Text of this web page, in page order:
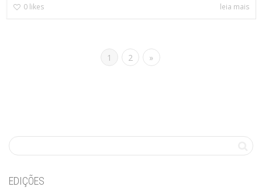
0 likes leia mais
1 2 »
EDIÇÕES